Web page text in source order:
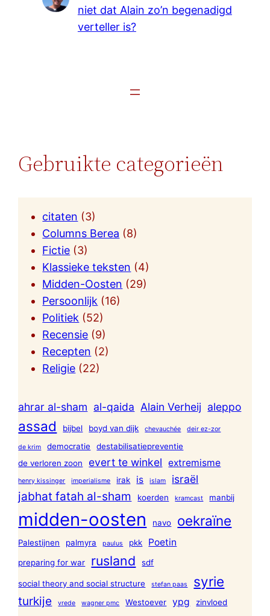
niet dat Alain zo’n begenadigd
verteller is?
Gebruikte categorieën
citaten (3)
Columns Berea (8)
Fictie (3)
Klassieke teksten (4)
Midden-Oosten (29)
Persoonlijk (16)
Politiek (52)
Recensie (9)
Recepten (2)
Religie (22)
ahrar al-sham al-qaida Alain Verheij aleppo
assad bijbel boyd van dijk chevauchée deir ez-zor
de krim democratie
destabilisatiepreventie
de verloren zoon
evert te winkel extremisme
henry kissinger imperialisme irak is islam israël
jabhat fatah al-sham koerden kramcast manbij
midden-oosten navo oekraïne
Palestijnen palmyra paulus pkk Poetin
preparing for war rusland sdf
social theory and social structure stefan paas syrie
turkije vrede wagner pmc Westoever ypg zinvloed